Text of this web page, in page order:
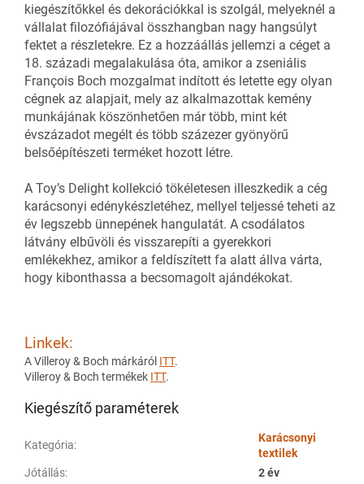
kiegészítőkkel és dekorációkkal is szolgál, melyeknél a
vállalat filozófiájával összhangban nagy hangsúlyt
fektet a részletekre. Ez a hozzáállás jellemzi a céget a
18. századi megalakulása óta, amikor a zseniális
François Boch mozgalmat indított és letette egy olyan
cégnek az alapjait, mely az alkalmazottak kemény
munkájának köszönhetően már több, mint két
évszázadot megélt és több százezer gyönyörű
belsőépítészeti terméket hozott létre.
A Toy’s Delight kollekció tökéletesen illeszkedik a cég
karácsonyi edénykészletéhez, mellyel teljessé teheti az
év legszebb ünnepének hangulatát. A csodálatos
látvány elbűvöli és visszarepíti a gyerekkori
emlékekhez, amikor a feldíszített fa alatt állva várta,
hogy kibonthassa a becsomagolt ajándékokat.
Linkek:
A Villeroy & Boch márkáról ITT.
Villeroy & Boch termékek ITT.
Kiegészítő paraméterek
Kategória:
Karácsonyi
textilek
Jótállás: 2 év